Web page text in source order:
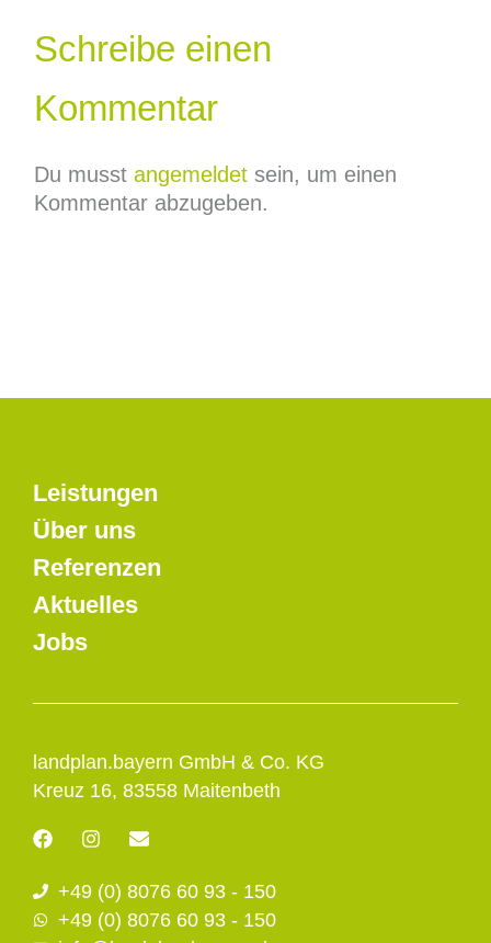
Schreibe einen
Kommentar
Du musst angemeldetsein, um einen
Kommentar abzugeben.
landplan.bayern GmbH & Co. KG
Kreuz 16, 83558 Maitenbeth
F
a
e
b
o
I
n
t
a
g
E
e
l
o
+49 (0) 8076 60 93 - 150
+49 (0) 8076 60 93 - 150
Leistungen
Über uns
Referenzen
Aktuelles
Jobs